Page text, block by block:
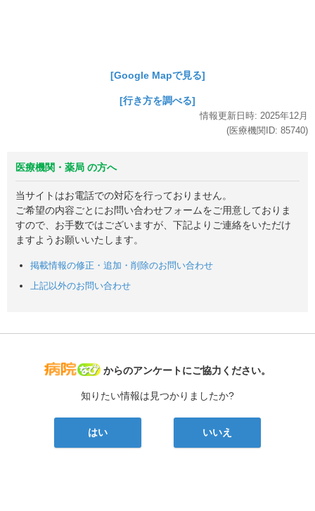
[Google Mapで見る]
[行き方を調べる]
情報更新日時: 2025年12月
(医療機関ID: 85740)
医療機関・薬局 の方へ
当サイトはお電話での対応を行っておりません。
ご希望の内容ごとにお問い合わせフォームをご用意しておりま
すので、お手数ではございますが、下記よりご連絡をいただけ
ますようお願いいたします。
掲載情報の修正・追加・削除のお問い合わせ
上記以外のお問い合わせ
病院なび
からのアンケートにご協力ください。
知りたい情報は見つかりましたか?
はい いいえ